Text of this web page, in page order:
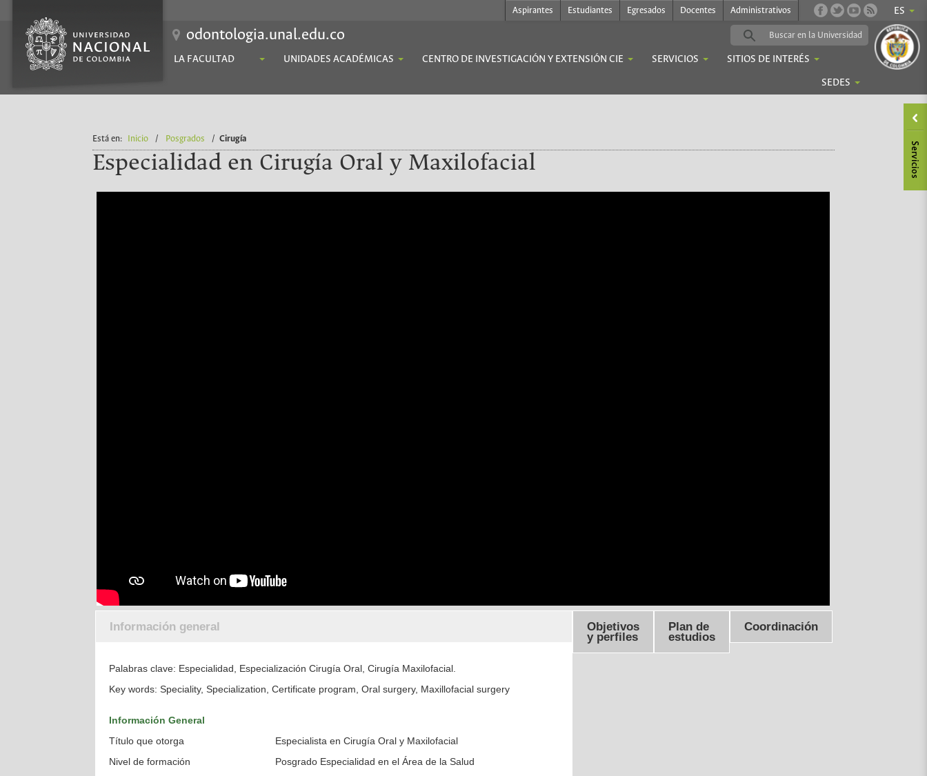
ES
Aspirantes Estudiantes Egresados Docentes Administrativos
odontologia.unal.edu.co
LA FACULTAD UNIDADES ACADÉMICAS CENTRO DE INVESTIGACIÓN Y EXTENSIÓN CIE SERVICIOS SITIOS DE INTERÉS
SEDES
Está en: Inicio / Posgrados /Cirugía
Especialidad en Cirugía Oral y Maxilofacial
Información general
Palabras clave: Especialidad, Especialización Cirugía Oral, Cirugía Maxilofacial.
Key words: Speciality, Specialization, Certificate program, Oral surgery, Maxillofacial surgery
Información General
Título que otorga
Especialista en Cirugía Oral y Maxilofacial
Nivel de formación
Posgrado Especialidad en el Área de la Salud
Objetivos
y perfiles
Plan de
estudios
Coordinación